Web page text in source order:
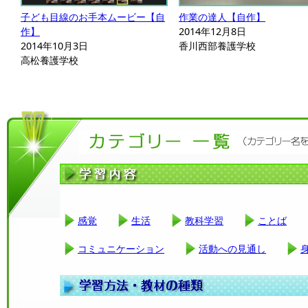
子ども目線のお手本ムービー【自
作】
2014年10月3日
高松養護学校
作業の達人【自作】
2014年12月8日
香川西部養護学校
感覚 生活 教科学習 ことば
コミュニケーション 活動への見通し